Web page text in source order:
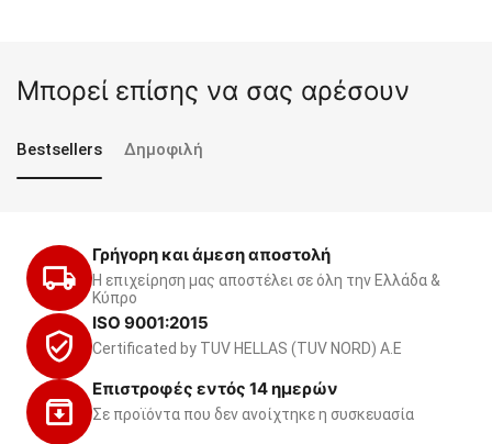
Μπορεί επίσης να σας αρέσουν
Bestsellers Δημοφιλή
Γρήγορη και άμεση αποστολή
Η επιχείρηση μας αποστέλει σε όλη την Ελλάδα &
Κύπρο
ISO 9001:2015
Certificated by TUV HELLAS (TUV NORD) Α.Ε
Επιστροφές εντός 14 ημερών
Σε προϊόντα που δεν ανοίχτηκε η συσκευασία